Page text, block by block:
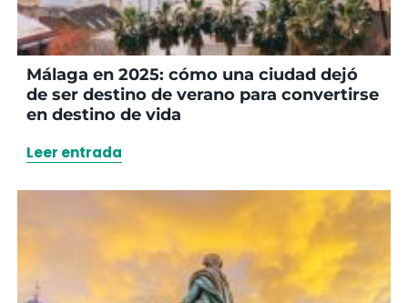
Málaga en 2025: cómo una ciudad dejó
de ser destino de verano para convertirse
en destino de vida
Leer entrada